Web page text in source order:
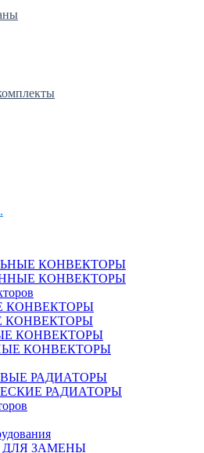
КОНВЕКТОРЫ
КОНВЕКТОРЫ
КОНВЕКТОРЫ
КОНВЕКТОРЫ
КОНВЕКТОРЫ
КОНВЕКТОРЫ
РАДИАТОРЫ
РАДИАТОРЫ
ДЛЯ ЗАМЕНЫ